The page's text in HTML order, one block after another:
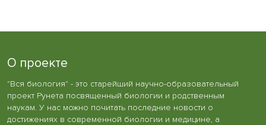
О проекте
"Вся биология" - это старейший научно-образовательный
проект Рунета посвященный биологии и родственным
наукам. У нас можно почитать последние новости о
достижениях в современной биологии и медицине, а